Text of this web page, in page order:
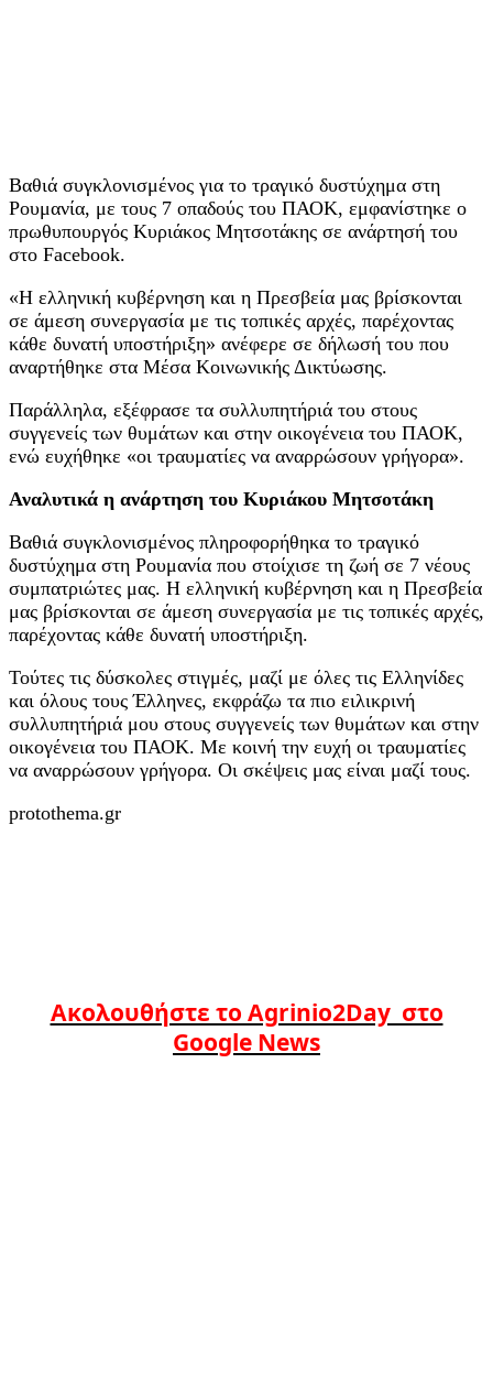
Βαθιά συγκλονισμένος για το τραγικό δυστύχημα στη
Ρουμανία, με τους 7 οπαδούς του ΠΑΟΚ, εμφανίστηκε ο
πρωθυπουργός Κυριάκος Μητσοτάκης σε ανάρτησή του
στο Facebook.
«Η ελληνική κυβέρνηση και η Πρεσβεία μας βρίσκονται
σε άμεση συνεργασία με τις τοπικές αρχές, παρέχοντας
κάθε δυνατή υποστήριξη» ανέφερε σε δήλωσή του που
αναρτήθηκε στα Μέσα Kοινωνικής Δικτύωσης.
Παράλληλα, εξέφρασε τα συλλυπητήριά του στους
συγγενείς των θυμάτων και στην οικογένεια του ΠΑΟΚ,
ενώ ευχήθηκε «οι τραυματίες να αναρρώσουν γρήγορα».
Αναλυτικά η ανάρτηση του Κυριάκου Μητσοτάκη
Βαθιά συγκλονισμένος πληροφορήθηκα το τραγικό
δυστύχημα στη Ρουμανία που στοίχισε τη ζωή σε 7 νέους
συμπατριώτες μας. Η ελληνική κυβέρνηση και η Πρεσβεία
μας βρίσκονται σε άμεση συνεργασία με τις τοπικές αρχές,
παρέχοντας κάθε δυνατή υποστήριξη.
Τούτες τις δύσκολες στιγμές, μαζί με όλες τις Ελληνίδες
και όλους τους Έλληνες, εκφράζω τα πιο ειλικρινή
συλλυπητήριά μου στους συγγενείς των θυμάτων και στην
οικογένεια του ΠΑΟΚ. Με κοινή την ευχή οι τραυματίες
να αναρρώσουν γρήγορα. Οι σκέψεις μας είναι μαζί τους.
protothema.gr
Ακολουθήστε το Agrinio2Day στο
Google News